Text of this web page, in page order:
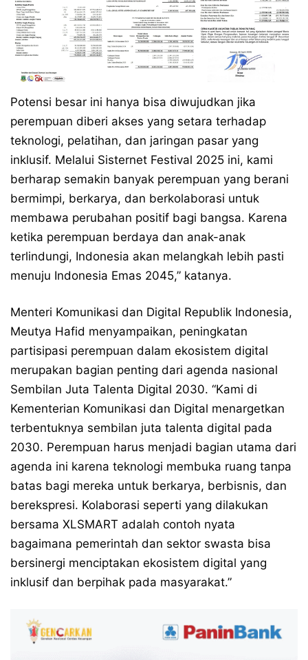
Potensi besar ini hanya bisa diwujudkan jika
perempuan diberi akses yang setara terhadap
teknologi, pelatihan, dan jaringan pasar yang
inklusif. Melalui Sisternet Festival 2025 ini, kami
berharap semakin banyak perempuan yang berani
bermimpi, berkarya, dan berkolaborasi untuk
membawa perubahan positif bagi bangsa. Karena
ketika perempuan berdaya dan anak-anak
terlindungi, Indonesia akan melangkah lebih pasti
menuju Indonesia Emas 2045,” katanya.
Menteri Komunikasi dan Digital Republik Indonesia,
Meutya Hafid menyampaikan, peningkatan
partisipasi perempuan dalam ekosistem digital
merupakan bagian penting dari agenda nasional
Sembilan Juta Talenta Digital 2030. “Kami di
Kementerian Komunikasi dan Digital menargetkan
terbentuknya sembilan juta talenta digital pada
2030. Perempuan harus menjadi bagian utama dari
agenda ini karena teknologi membuka ruang tanpa
batas bagi mereka untuk berkarya, berbisnis, dan
berekspresi. Kolaborasi seperti yang dilakukan
bersama XLSMART adalah contoh nyata
bagaimana pemerintah dan sektor swasta bisa
bersinergi menciptakan ekosistem digital yang
inklusif dan berpihak pada masyarakat.”